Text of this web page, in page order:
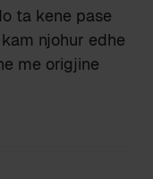
ta kene pase
njohur edhe
me origjine